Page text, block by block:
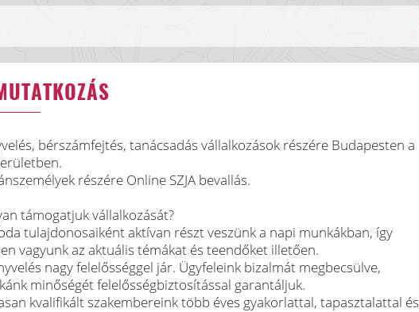
bérszámfejtés, tanácsadás vállalkozások részére Budapesten a
részére Online SZJA bevallás.
támogatjuk vállalkozását?
tulajdonosaiként aktívan részt veszünk a napi munkákban, így
vagyunk az aktuális témákat és teendőket illetően.
nagy felelősséggel jár. Ügyfeleink bizalmát megbecsülve,
minőségét felelősségbiztosítással garantáljuk.
kvalifikált szakembereink több éves gyakorlattal, tapasztalattal és